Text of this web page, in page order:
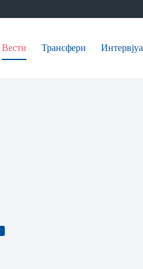
Вести Трансфери Интервјуа